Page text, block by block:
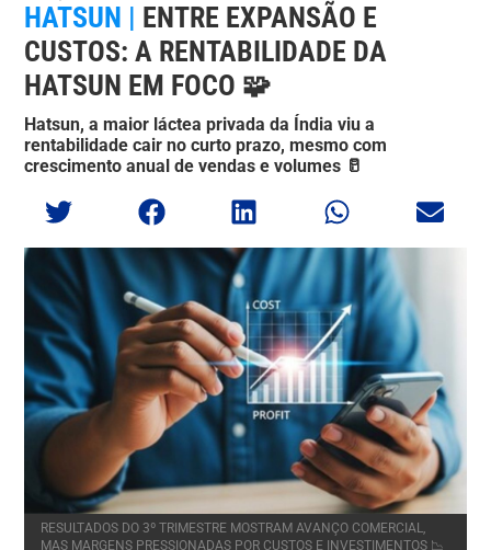
HATSUN | ENTRE EXPANSÃO E
CUSTOS: A RENTABILIDADE DA
HATSUN EM FOCO 🧩
Hatsun, a maior láctea privada da Índia viu a
rentabilidade cair no curto prazo, mesmo com
crescimento anual de vendas e volumes 🥛
RESULTADOS DO 3º TRIMESTRE MOSTRAM AVANÇO COMERCIAL,
MAS MARGENS PRESSIONADAS POR CUSTOS E INVESTIMENTOS 📉